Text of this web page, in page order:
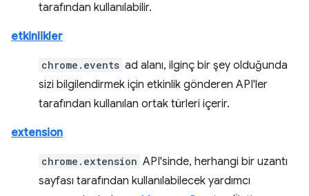
tarafından kullanılabilir.
etkinlikler
chrome.events ad alanı, ilginç bir şey olduğunda
sizi bilgilendirmek için etkinlik gönderen API'ler
tarafından kullanılan ortak türleri içerir.
extension
chrome.extension API'sinde, herhangi bir uzantı
sayfası tarafından kullanılabilecek yardımcı